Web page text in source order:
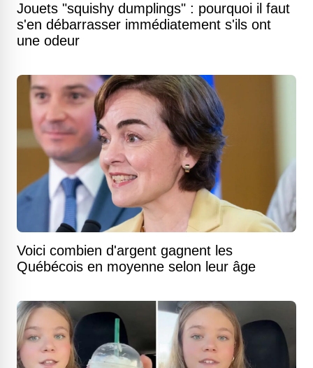
Jouets "squishy dumplings" : pourquoi il faut
s'en débarrasser immédiatement s'ils ont
une odeur
Voici combien d'argent gagnent les
Québécois en moyenne selon leur âge